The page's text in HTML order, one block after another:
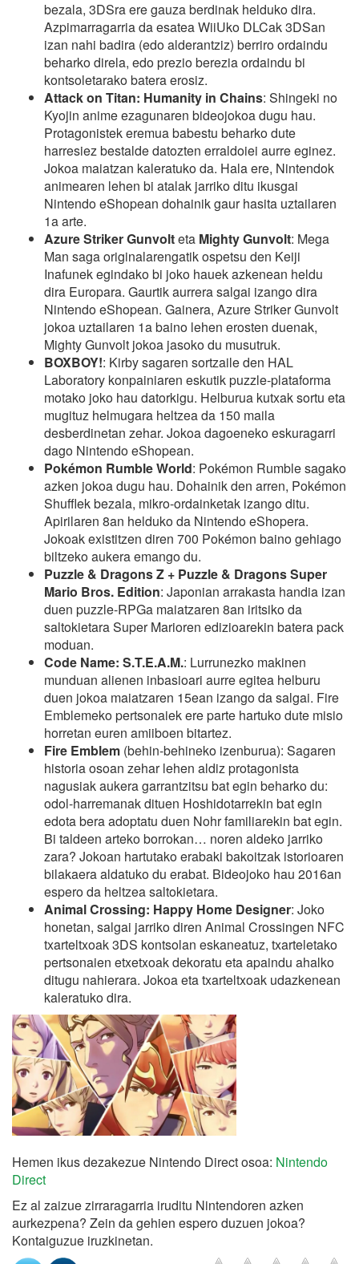
bezala, 3DSra ere gauza berdinak helduko dira.
Azpimarragarria da esatea WiiUko DLCak 3DSan
izan nahi badira (edo alderantziz) berriro ordaindu
beharko direla, edo prezio berezia ordaindu bi
kontsoletarako batera erosiz.
Attack on Titan: Humanity in Chains: Shingeki no
Kyojin anime ezagunaren bideojokoa dugu hau.
Protagonistek eremua babestu beharko dute
harresiez bestalde datozten erraldoiei aurre eginez.
Jokoa maiatzan kaleratuko da. Hala ere, Nintendok
animearen lehen bi atalak jarriko ditu ikusgai
Nintendo eShopean dohainik gaur hasita uztailaren
1a arte.
Azure Striker Gunvolteta Mighty Gunvolt: Mega
Man saga originalarengatik ospetsu den Keiji
Inafunek egindako bi joko hauek azkenean heldu
dira Europara. Gaurtik aurrera salgai izango dira
Nintendo eShopean. Gainera, Azure Striker Gunvolt
jokoa uztailaren 1a baino lehen erosten duenak,
Mighty Gunvolt jokoa jasoko du musutruk.
BOXBOY!: Kirby sagaren sortzaile den HAL
Laboratory konpainiaren eskutik puzzle-plataforma
motako joko hau datorkigu. Helburua kutxak sortu eta
mugituz helmugara heltzea da 150 maila
desberdinetan zehar. Jokoa dagoeneko eskuragarri
dago Nintendo eShopean.
Pokémon Rumble World: Pokémon Rumble sagako
azken jokoa dugu hau. Dohainik den arren, Pokémon
Shufflek bezala, mikro-ordainketak izango ditu.
Apirilaren 8an helduko da Nintendo eShopera.
Jokoak existitzen diren 700 Pokémon baino gehiago
biltzeko aukera emango du.
Puzzle & Dragons Z + Puzzle & Dragons Super
Mario Bros. Edition: Japonian arrakasta handia izan
duen puzzle-RPGa maiatzaren 8an iritsiko da
saltokietara Super Marioren edizioarekin batera pack
moduan.
Code Name: S.T.E.A.M.: Lurrunezko makinen
munduan alienen inbasioari aurre egitea helburu
duen jokoa maiatzaren 15ean izango da salgai. Fire
Emblemeko pertsonaiek ere parte hartuko dute misio
horretan euren amiiboen bitartez.
Fire Emblem (behin-behineko izenburua): Sagaren
historia osoan zehar lehen aldiz protagonista
nagusiak aukera garrantzitsu bat egin beharko du:
odol-harremanak dituen Hoshidotarrekin bat egin
edota bera adoptatu duen Nohr familiarekin bat egin.
Bi taldeen arteko borrokan… noren aldeko jarriko
zara? Jokoan hartutako erabaki bakoitzak istorioaren
bilakaera aldatuko du erabat. Bideojoko hau 2016an
espero da heltzea saltokietara.
Animal Crossing: Happy Home Designer: Joko
honetan, salgai jarriko diren Animal Crossingen NFC
txarteltxoak 3DS kontsolan eskaneatuz, txarteletako
pertsonaien etxetxoak dekoratu eta apaindu ahalko
ditugu nahierara. Jokoa eta txarteltxoak udazkenean
kaleratuko dira.
Hemen ikus dezakezue Nintendo Direct osoa: Nintendo
Direct
Ez al zaizue zirraragarria iruditu Nintendoren azken
aurkezpena? Zein da gehien espero duzuen jokoa?
Kontaiguzue iruzkinetan.